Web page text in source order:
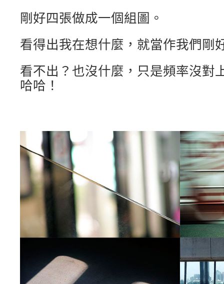
剛好四張做成一個組圖。
看得出我在想什麼，就當作我們剛
看不出？也沒什麼，只是頻率沒對
哈哈！